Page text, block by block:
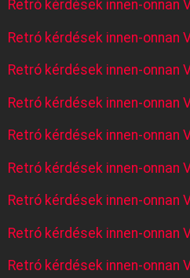
Retró kérdések innen-onnan
Retró kérdések innen-onnan
Retró kérdések innen-onnan
Retró kérdések innen-onnan
Retró kérdések innen-onnan
Retró kérdések innen-onnan
Retró kérdések innen-onnan
Retró kérdések innen-onnan
Retró kérdések innen-onnan